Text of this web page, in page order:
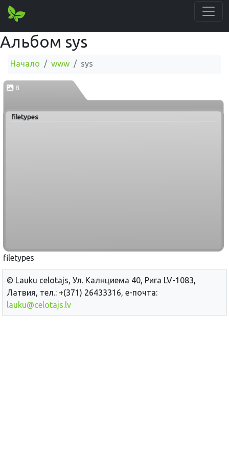
Альбом sys
Начало www sys
8
filetypes
filetypes
© Lauku сelotajs, Ул. Калнциема 40, Рига LV-1083,
Латвия, тел.: +(371) 26433316, е-почта:
lauku@celotajs.lv